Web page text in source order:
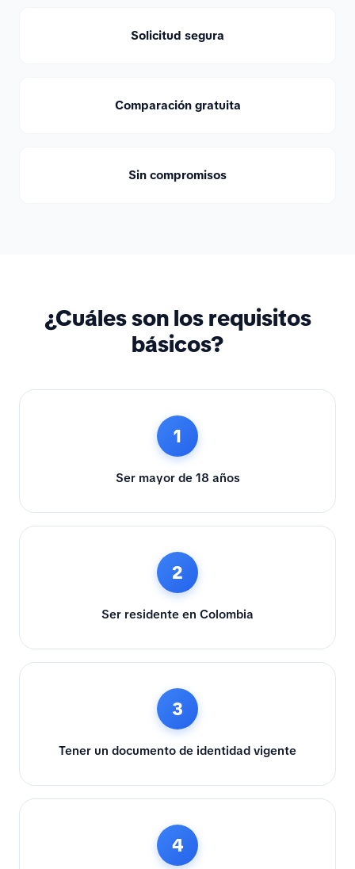
Solicitud segura
Comparación gratuita
Sin compromisos
¿Cuáles son los requisitos
básicos?
1
Ser mayor de 18 años
2
Ser residente en Colombia
3
Tener un documento de identidad vigente
4